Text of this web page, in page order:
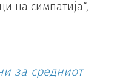
на симпатија“,
за средниот